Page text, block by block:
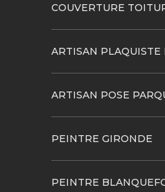
COUVERTURE
ARTISAN PLAQUISTE
ARTISAN POSE
PEINTRE GIRONDE
PEINTRE